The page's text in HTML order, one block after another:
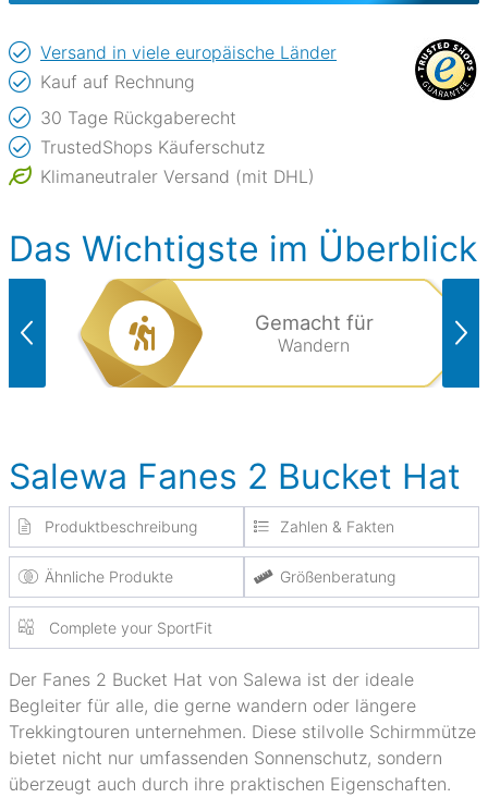
Versand in viele europäische Länder
Kauf auf Rechnung
30 Tage Rückgaberecht
TrustedShops Käuferschutz
Klimaneutraler Versand (mit DHL)
Das Wichtigste im Überblick
Gemacht für
Wandern
Salewa Fanes 2 Bucket Hat
Produktbeschreibung Zahlen & Fakten
Ähnliche Produkte Größenberatung
Complete your SportFit
Der Fanes 2 Bucket Hat von Salewa ist der ideale
Begleiter für alle, die gerne wandern oder längere
Trekkingtouren unternehmen. Diese stilvolle Schirmmütze
bietet nicht nur umfassenden Sonnenschutz, sondern
überzeugt auch durch ihre praktischen Eigenschaften.